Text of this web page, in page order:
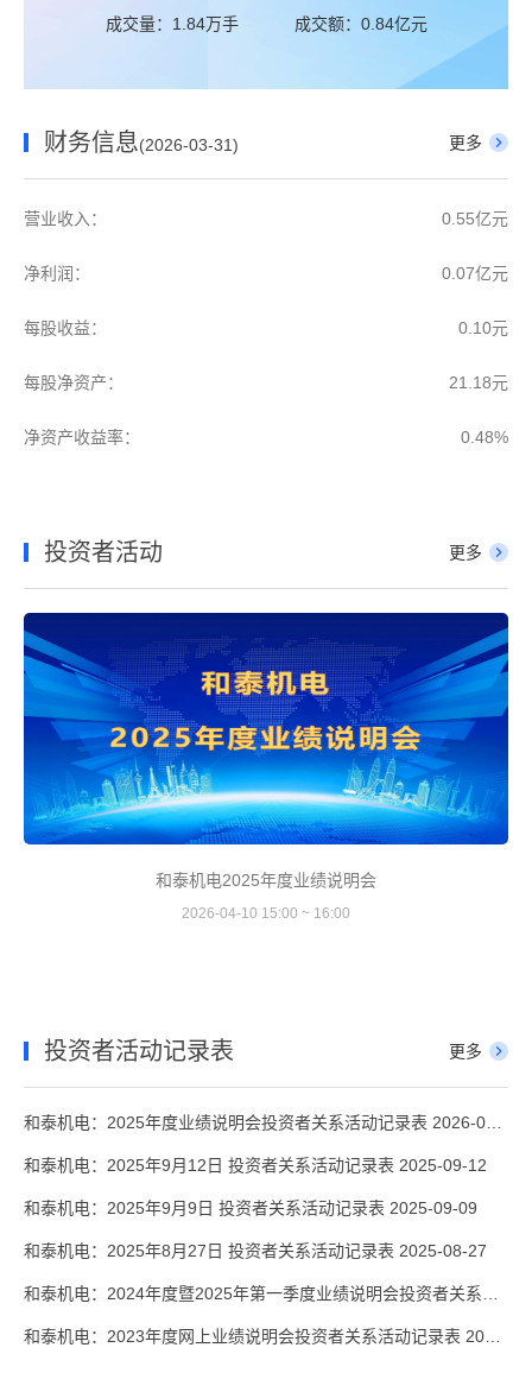
成交量：1.84万手 成交额：0.84亿元
财务信息(2026-03-31) 更多
营业收入： 0.55亿元
净利润： 0.07亿元
每股收益： 0.10元
每股净资产： 21.18元
净资产收益率： 0.48%
投资者活动 更多
和泰机电2025年度业绩说明会
2026-04-10 15:00 ~ 16:00
投资者活动记录表 更多
和泰机电：2025年9月12日 投资者关系活动记录表 2025-09-12
和泰机电：2025年9月9日 投资者关系活动记录表 2025-09-09
和泰机电：2025年8月27日 投资者关系活动记录表 2025-08-27